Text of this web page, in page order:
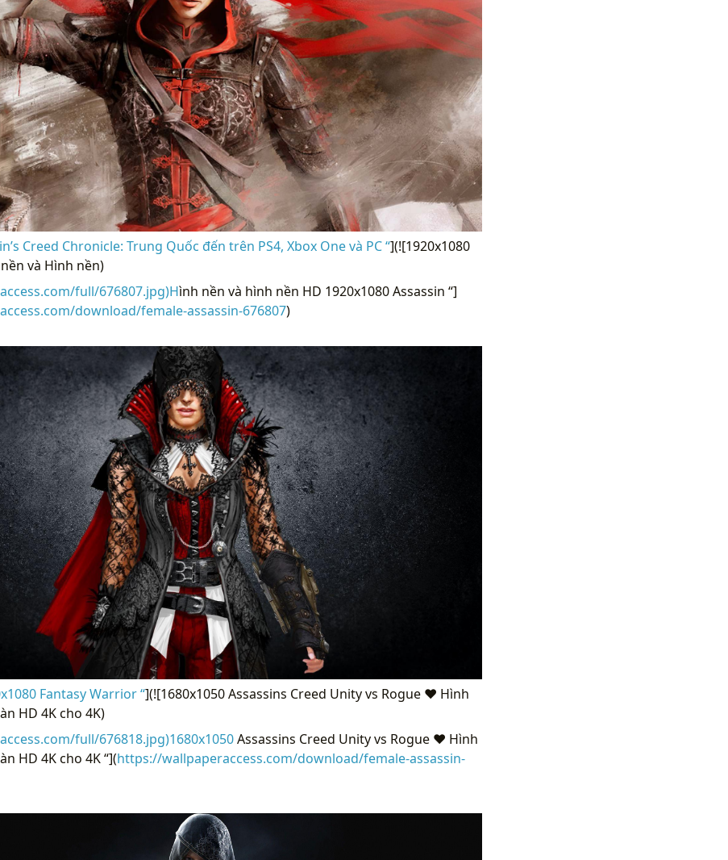
Creed Chronicle: Trung Quốc đến trên PS4, Xbox One và PC “](![1920x1080
và Hình nền)
full/676807.jpg)Hình nền và hình nền HD 1920x1080 Assassin “]
download/female-assassin-676807)
Fantasy Warrior “](![1680x1050 Assassins Creed Unity vs Rogue ❤ Hình
HD 4K cho 4K)
full/676818.jpg)1680x1050Assassins Creed Unity vs Rogue ❤ Hình
HD 4K cho 4K “](https://wallpaperaccess.com/download/female-assassin-